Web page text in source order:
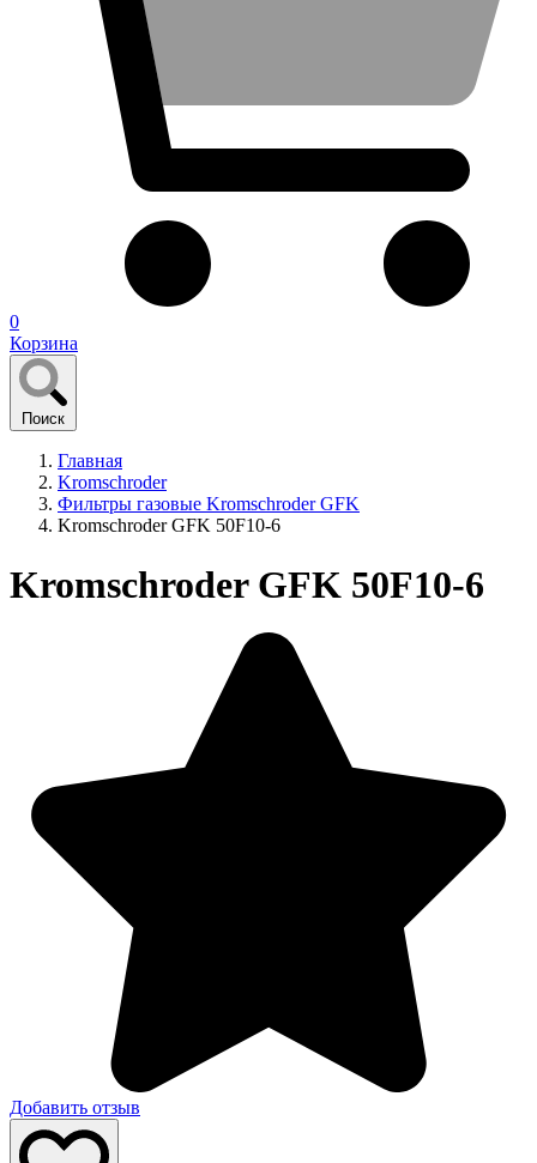
0
Корзина
Поиск
Главная
Kromschroder
Фильтры газовые Kromschroder GFK
Kromschroder GFK 50F10-6
Kromschroder GFK 50F10-6
Добавить отзыв